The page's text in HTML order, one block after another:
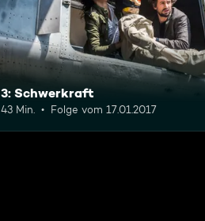
3: Schwerkraft
43 Min. Folge vom 17.01.2017